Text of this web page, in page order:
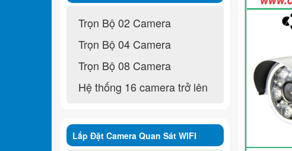
Trọn Bộ 02 Camera
Trọn Bộ 04 Camera
Trọn Bộ 08 Camera
Hệ thống 16 camera trở lên
Lắp Đặt Camera Quan Sát WIFI